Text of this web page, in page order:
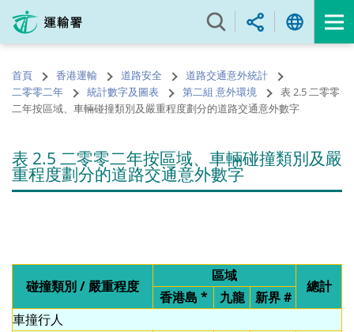
內
的
開
始
首頁 香港運輸 道路安全
道路交通意外統計
二零零二年
統計數字及圖表 第二組 意外環境
表 2.5 二零零
二年按區域、車輛碰撞類別及嚴重程度劃分的道路交通意外數字
表 2.5 二零零二年按區域、車輛碰撞類別及嚴
重程度劃分的道路交通意外數字
碰撞類別 / 嚴重程度
區域
總計
香港島 * 九龍
新界 #
車撞行人